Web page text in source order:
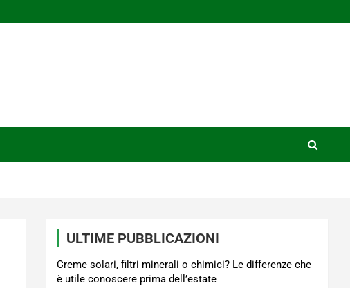
ULTIME PUBBLICAZIONI
Creme solari, filtri minerali o chimici? Le differenze che
è utile conoscere prima dell’estate